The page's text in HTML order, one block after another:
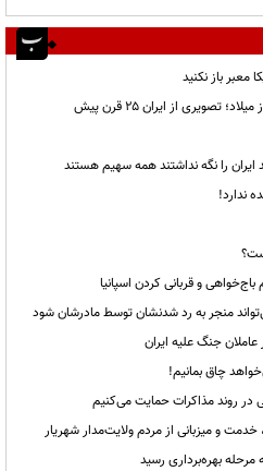
معبر باز نکنید
ایران را نگه نداشتند همه سهیم هستند
ندارد!
باج‌خواهی و قربانی کردن اسپانیا
منجر به رد شدنشان توسط مادرشان شود
جنگ علیه ایران
چاق بمانیم!
در روند مذاکرات حمایت می‌کنیم